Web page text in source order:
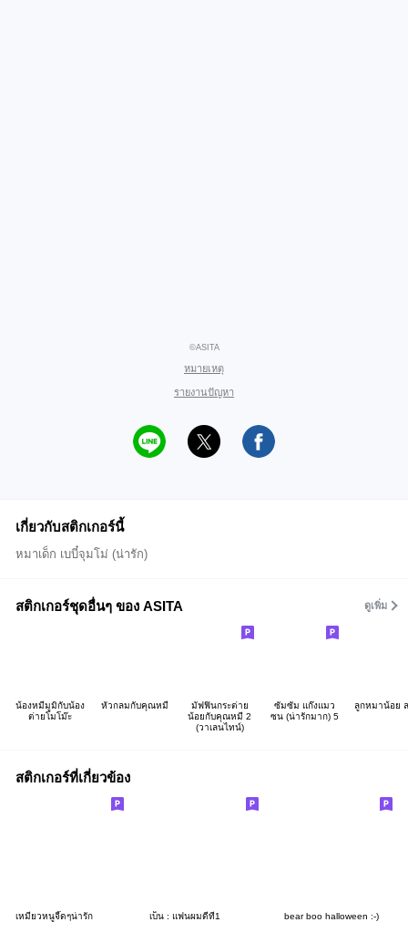
©ASITA
หมายเหตุ
รายงานปัญหา
เกี่ยวกับสติกเกอร์นี้
หมาเด็ก เบบี๋จุมโม่ (น่ารัก)
สติกเกอร์ชุดอื่นๆ ของ ASITA ดูเพิ่ม
น้องหมีมูมิกับน้อง
ต่ายโมโม๊ะ
หัวกลมกับคุณหมี
มัฟฟินกระต่าย
น้อยกับคุณหมี 2
(วาเลนไทน์)
ซัมซัม แก๊งแมว
ซน (น่ารักมาก) 5
ลูกหมาน้อย
สติกเกอร์ที่เกี่ยวข้อง
เหมียวหนูจี๊ดๆน่ารัก เบ็น : แฟนผมดีที่1 bear boo halloween :-)